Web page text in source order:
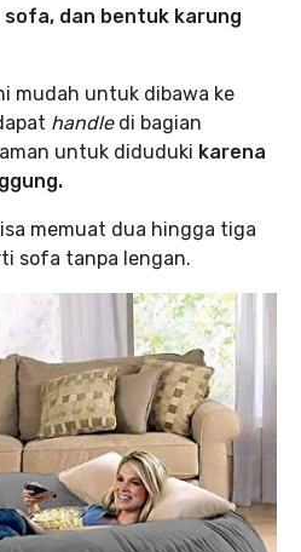
sofa, dan bentuk karung
mudah untuk dibawa ke
handledi bagian
untuk diduduki karena
memuat dua hingga tiga
sofa tanpa lengan.